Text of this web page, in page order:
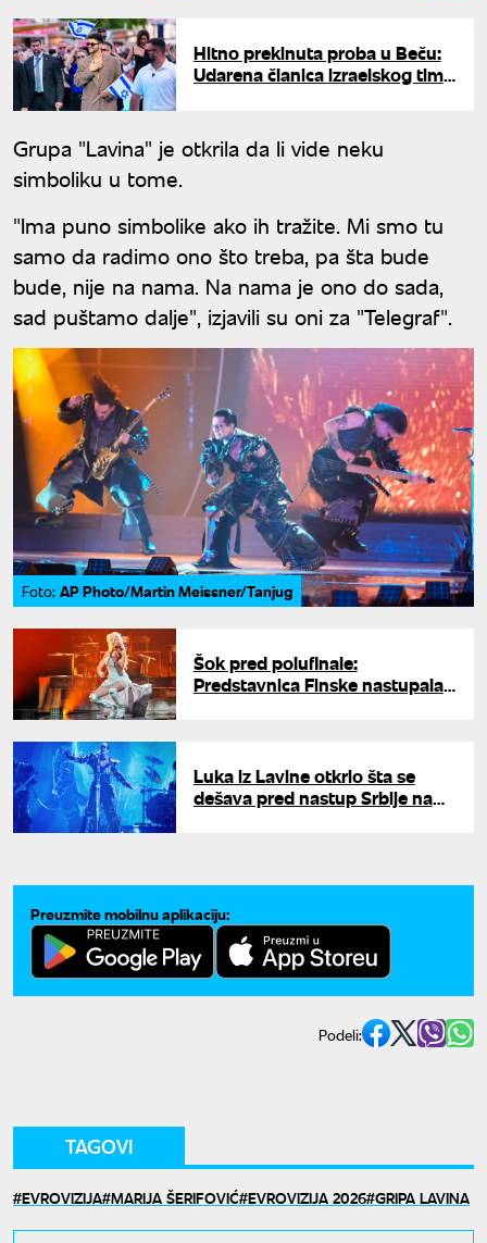
Hitno prekinuta proba u Beču:
Udarena članica izraelskog tima
Grupa "Lavina" je otkrila da li vide neku
simboliku u tome.
"Ima puno simbolike ako ih tražite. Mi smo tu
samo da radimo ono što treba, pa šta bude
bude, nije na nama. Na nama je ono do sada,
sad puštamo dalje", izjavili su oni za "Telegraf".
Foto: AP Photo/Martin Meissner/Tanjug
Šok pred polufinale:
Predstavnica Finske nastupala
Luka iz Lavine otkrio šta se
dešava pred nastup Srbije na
Preuzmite mobilnu aplikaciju:
Podeli:
TAGOVI
EVROVIZIJA MARIJA ŠERIFOVIĆ EVROVIZIJA 2026 GRIPA LAVINA